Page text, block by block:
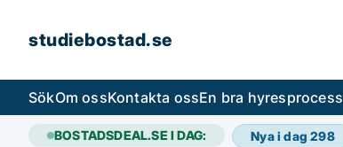
studiebostad.se
SökOm ossKontakta ossEn bra hyresprocess
BOSTADSDEAL.SE I DAG: Nya i dag298